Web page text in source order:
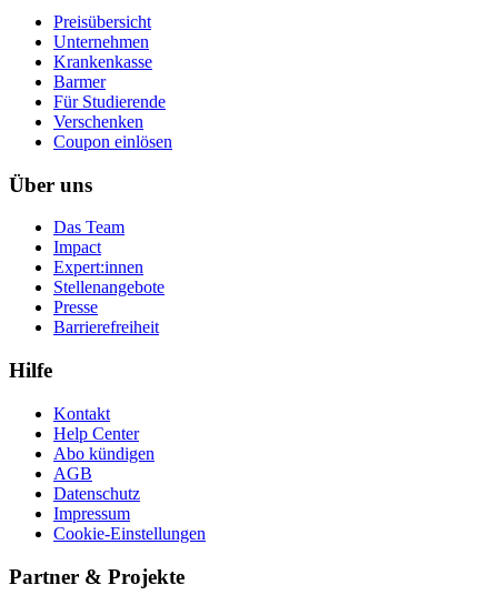
Preisübersicht
Unternehmen
Krankenkasse
Barmer
Für Studierende
Ver­schen­ken
Coupon einlösen
Über uns
Das Team
Impact
Expert:innen
Stellenangebote
Presse
Barrierefreiheit
Hilfe
Kontakt
Help Center
Abo kündigen
AGB
Datenschutz
Impressum
Cookie-Einstellungen
Partner & Projekte